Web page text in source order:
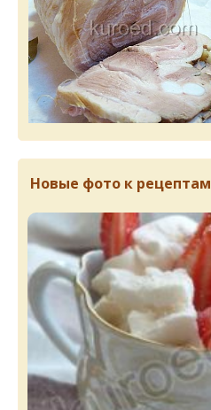
Новые фото к рецептам